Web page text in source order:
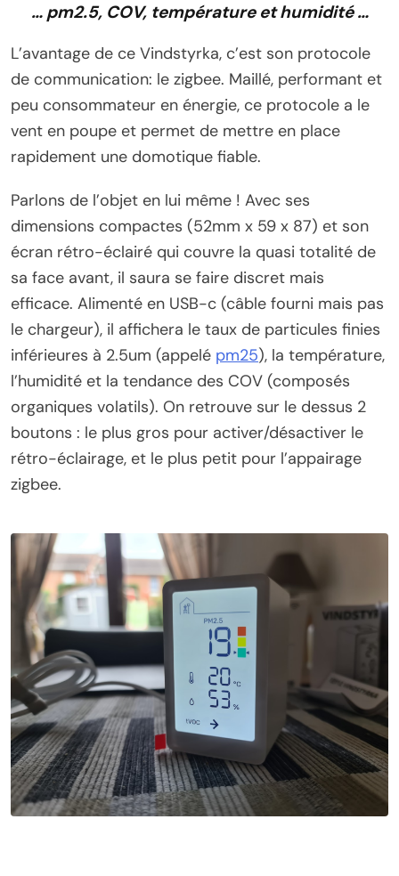
… pm2.5, COV, température et humidité …
L’avantage de ce Vindstyrka, c’est son protocole
de communication: le zigbee. Maillé, performant et
peu consommateur en énergie, ce protocole a le
vent en poupe et permet de mettre en place
rapidement une domotique fiable.
Parlons de l’objet en lui même ! Avec ses
dimensions compactes (52mm x 59 x 87) et son
écran rétro-éclairé qui couvre la quasi totalité de
sa face avant, il saura se faire discret mais
efficace. Alimenté en USB-c (câble fourni mais pas
le chargeur), il affichera le taux de particules finies
inférieures à 2.5um (appelé pm25), la température,
l’humidité et la tendance des COV (composés
organiques volatils). On retrouve sur le dessus 2
boutons : le plus gros pour activer/désactiver le
rétro-éclairage, et le plus petit pour l’appairage
zigbee.